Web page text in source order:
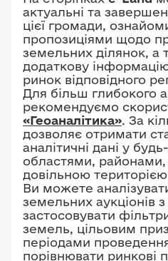
актуальні та
цієї громади,
пропозиціями щодо
земельних ділянок, а
додаткову
ринок відповідного
Для більш глибокого
рекомендуємо
«Геоаналітика». За
дозволяє отримати
аналітичні дані у
областями,
довільною
Ви можете
земельних аукціонів
застосовувати
земель, цільовим
періодами
порівнювати ринкові